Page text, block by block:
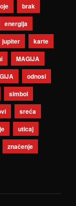
brak
energija
jupiter
karte
MAGIJA
odnosi
simbol
sreća
uticaj
značenje